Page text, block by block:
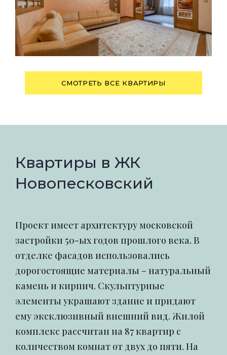
СМОТРЕТЬ ВСЕ КВАРТИРЫ
Квартиры в ЖК
Новопесковский
Проект имеет архитектуру московской
застройки 50-ых годов прошлого века. В
отделке фасадов использовались
дорогостоящие материалы – натуральный
камень и кирпич. Скульптурные
элементы украшают здание и придают
ему эксклюзивный внешний вид. Жилой
комплекс рассчитан на 87 квартир с
количеством комнат от двух до пяти. На